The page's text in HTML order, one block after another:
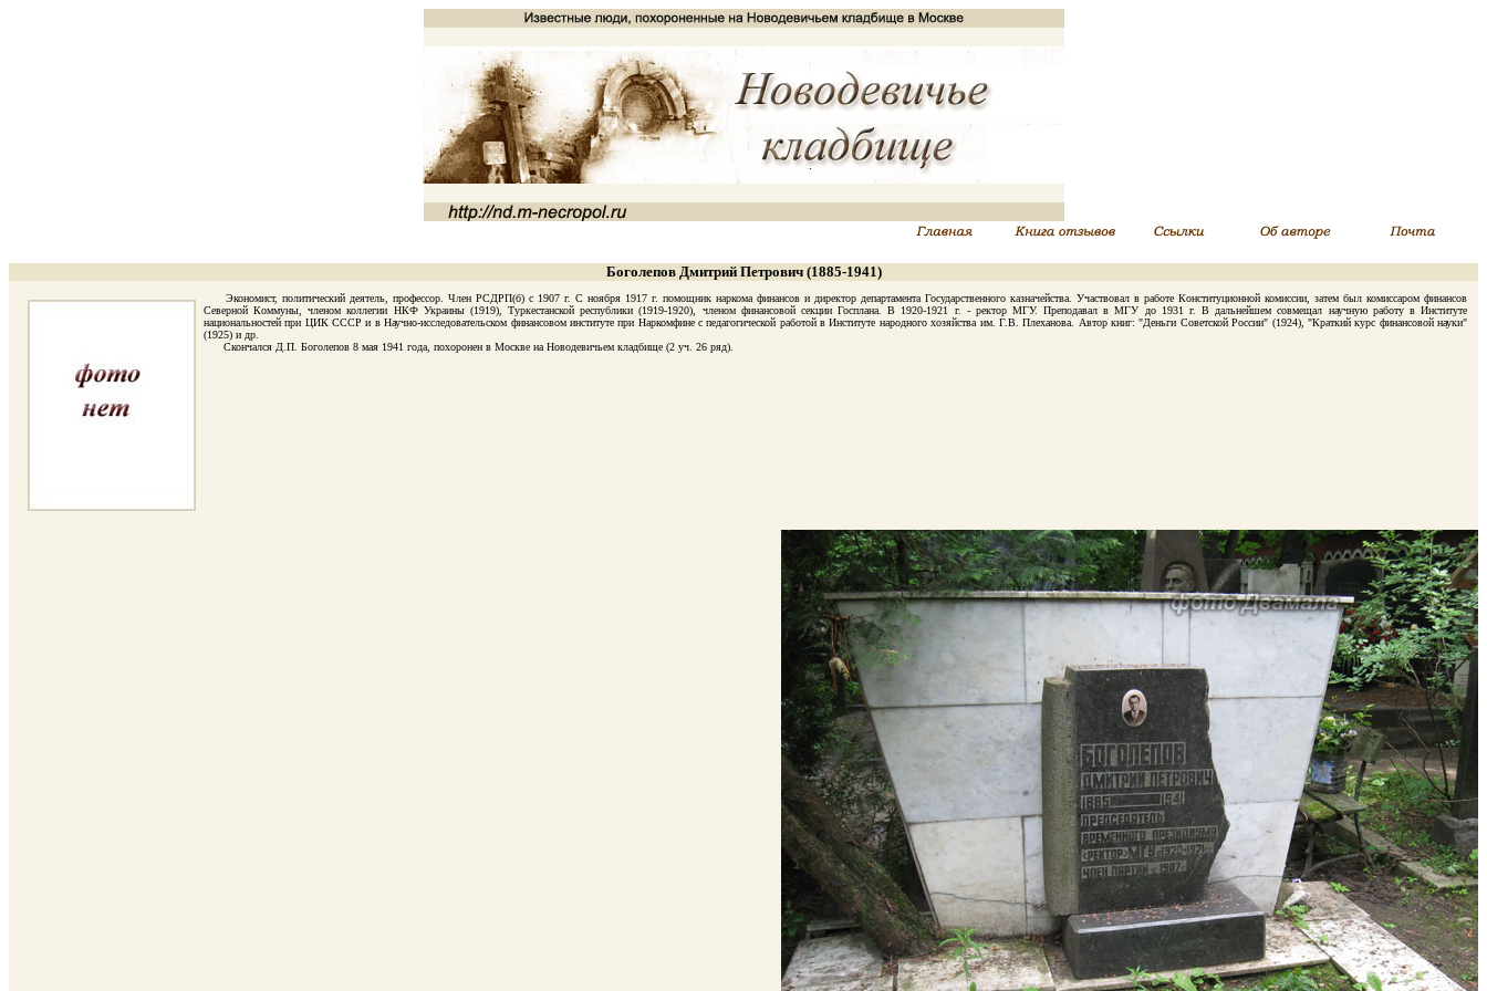
Боголепов Дмитрий Петрович (1885-1941)
Экономист, политический деятель, профессор. Член РСДРП(б) с 1907 г. С ноября 1917 г. помощник наркома финансов и директор департамента Государственного казначейства. Участвовал в работе Конституционной комиссии, затем был комиссаром финансов
Северной Коммуны, членом коллегии НКФ Украины (1919), Туркестанской республики (1919-1920), членом финансовой секции Госплана. В 1920-1921 г. - ректор МГУ. Преподавал в МГУ до 1931 г. В дальнейшем совмещал научную работу в Институте
национальностей при ЦИК СССР и в Научно-исследовательском финансовом институте при Наркомфине с педагогической работой в Институте народного хозяйства им. Г.В. Плеханова. Автор книг: "Деньги Советской России" (1924), "Краткий курс финансовой науки"
(1925) и др.
Скончался Д.П. Боголепов 8 мая 1941 года, похоронен в Москве на Новодевичьем кладбище (2 уч. 26 ряд).